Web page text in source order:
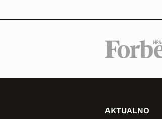
AKTUALNO